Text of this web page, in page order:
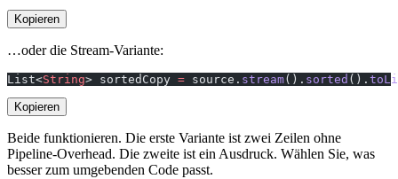
Kopieren
…oder die Stream-Variante:
List<String> sortedCopy = source. stream(). sorted ().
Kopieren
Beide funktionieren. Die erste Variante ist zwei Zeilen ohne
Pipeline-Overhead. Die zweite ist ein Ausdruck. Wählen Sie, was
besser zum umgebenden Code passt.